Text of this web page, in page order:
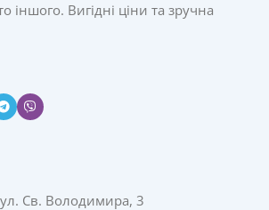
іншого. Вигідні ціни та зручна
Св. Володимира, 3